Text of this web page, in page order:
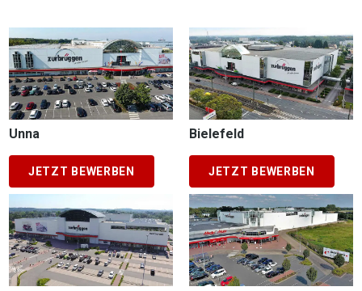
Unna
JETZT BEWERBEN
Bielefeld
JETZT BEWERBEN